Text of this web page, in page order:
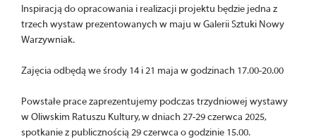
Inspiracją do opracowania i realizacji projektu będzie jedna z
trzech wystaw prezentowanych w maju w Galerii Sztuki Nowy
Warzywniak.
Zajęcia odbędą we środy 14 i 21 maja w godzinach 17.00-20.00
Powstałe prace zaprezentujemy podczas trzydniowej wystawy
w Oliwskim Ratuszu Kultury, w dniach 27-29 czerwca 2025,
spotkanie z publicznością 29 czerwca o godzinie 15.00.